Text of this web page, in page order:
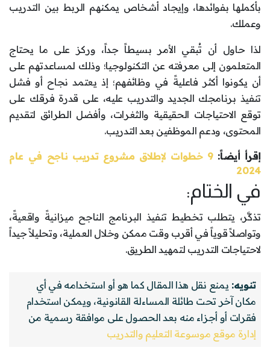
بأكملها بفوائدها، وإيجاد أشخاص يمكنهم الربط بين التدريب
وعملك.
لذا حاول أن تُبقي الأمر بسيطاً جداً، وركز على ما يحتاج
المتعلمون إلى معرفته عن التكنولوجيا؛ وذلك لمساعدتهم على
أن يكونوا أكثر فاعليةً في وظائفهم؛ إذ يعتمد نجاح أو فشل
تنفيذ برنامجك الجديد والتدريب عليه، على قدرة فرقك على
توقع الاحتياجات الحقيقية والثغرات، وأفضل الطرائق لتقديم
المحتوى، ودعم الموظفين بعد التدريب.
إقرأ أيضاً:
9 خطوات لإطلاق مشروع تدريب ناجح في عام
2024
في الختام:
تذكَّر، يتطلب تخطيط تنفيذ البرنامج الناجح ميزانيةً واقعيةً،
وتواصلاً قوياً في أقرب وقت ممكن وخلال العملية، وتحليلاً جيداً
لاحتياجات التدريب لتمهيد الطريق.
تنويه: يمنع نقل هذا المقال كما هو أو استخدامه في أي
مكان آخر تحت طائلة المساءلة القانونية، ويمكن استخدام
فقرات أو أجزاء منه بعد الحصول على موافقة رسمية من
إدارة موقع موسوعة التعليم والتدريب